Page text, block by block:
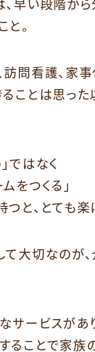
。
訪問看護、家
ることは思っ
ではなく
をつくる」
と、とても楽
て大切なのが
サービスがあ
ることで家族